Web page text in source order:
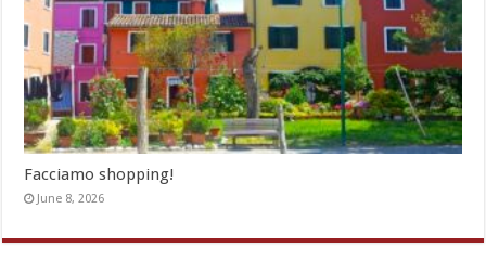
Facciamo shopping!
June 8, 2026